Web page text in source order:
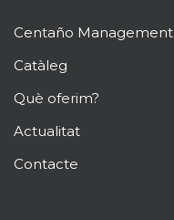
Centaño Management
Catàleg
Què oferim?
Actualitat
Contacte